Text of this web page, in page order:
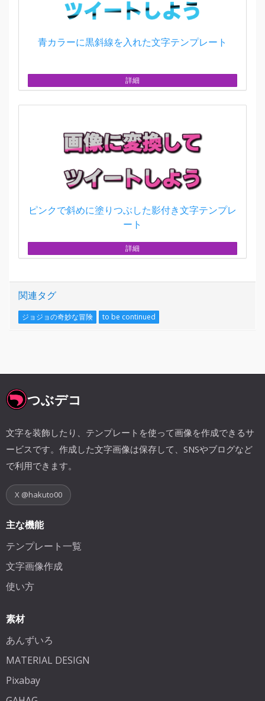
青カラーに黒斜線を入れた文字テンプレート
詳細
ピンクで斜めに塗りつぶした影付き文字テンプレ
ート
詳細
関連タグ
ジョジョの奇妙な冒険 to be continued
つぶデコ
文字を装飾したり、テンプレートを使って画像を作成できるサ
ービスです。作成した文字画像は保存して、SNSやブログなど
で利用できます。
X @hakuto00
主な機能
テンプレート一覧
文字画像作成
使い方
素材
あんずいろ
MATERIAL DESIGN
Pixabay